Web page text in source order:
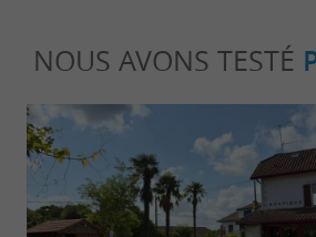
NOUS AVONS TESTÉ